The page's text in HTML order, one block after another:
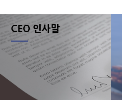
CEO 인사말